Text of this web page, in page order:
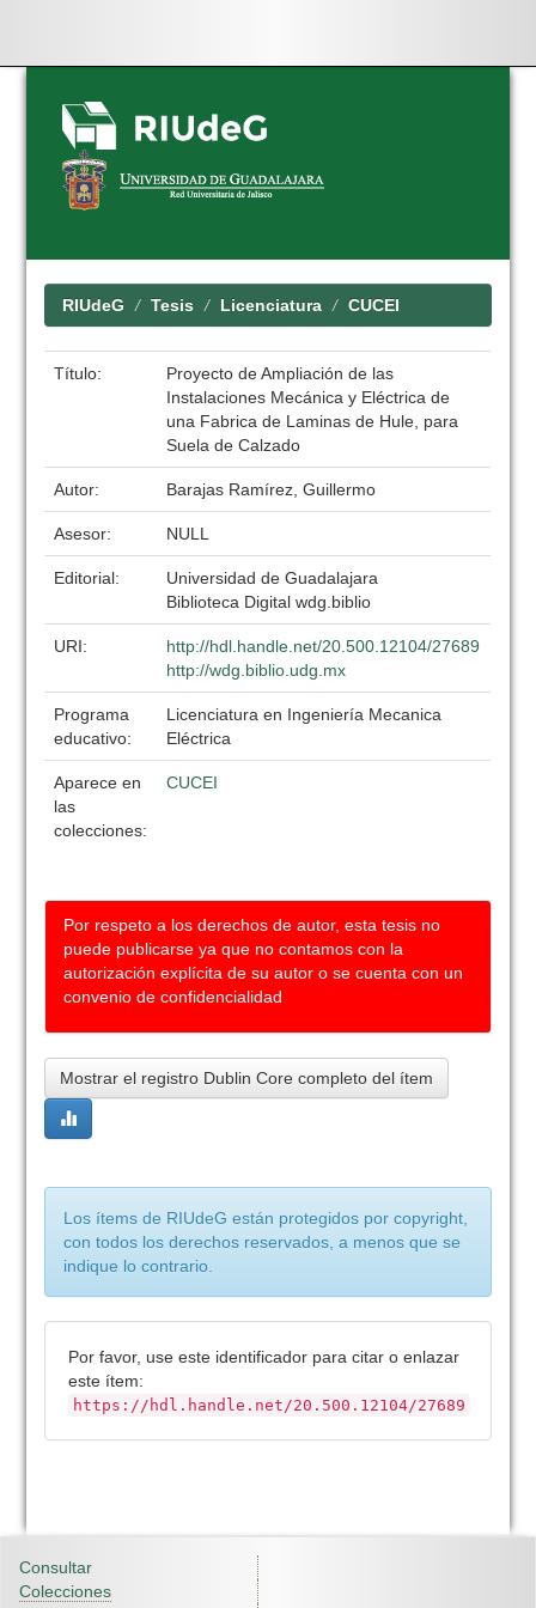
Skip
navigation
RIUdeG Tesis Licenciatura CUCEI
Título:
Proyecto de Ampliación de las
Instalaciones Mecánica y Eléctrica de
una Fabrica de Laminas de Hule, para
Suela de Calzado
Autor: Barajas Ramírez, Guillermo
Asesor: NULL
Editorial:
Universidad de Guadalajara
Biblioteca Digital wdg.biblio
URI:
http://hdl.handle.net/20.500.12104/27689
http://wdg.biblio.udg.mx
Programa
educativo:
Licenciatura en Ingeniería Mecanica
Eléctrica
Aparece en
las
colecciones:
CUCEI
Por respeto a los derechos de autor, esta tesis no
puede publicarse ya que no contamos con la
autorización explícita de su autor o se cuenta con un
convenio de confidencialidad
Mostrar el registro Dublin Core completo del ítem
Los ítems de RIUdeG están protegidos por copyright,
con todos los derechos reservados, a menos que se
indique lo contrario.
Por favor, use este identificador para citar o enlazar
este ítem:
https://hdl.handle.net/20.500.12104/27689
Consultar
Colecciones